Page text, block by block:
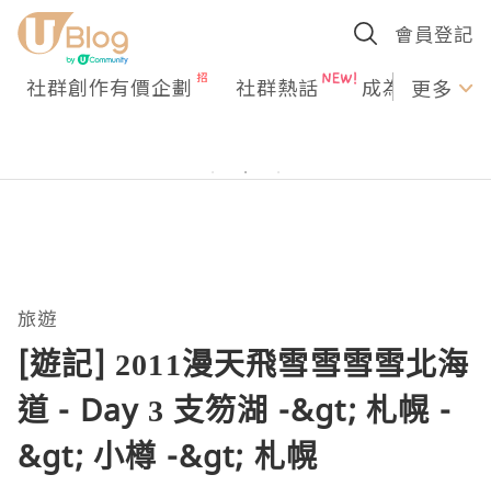
會員登記
社群創作有價企劃 社群熱話 成為U更多
旅遊
[遊記] 2011漫天飛雪雪雪雪北海
道 - Day 3 支笏湖 -&gt; 札幌 -
&gt; 小樽 -&gt; 札幌